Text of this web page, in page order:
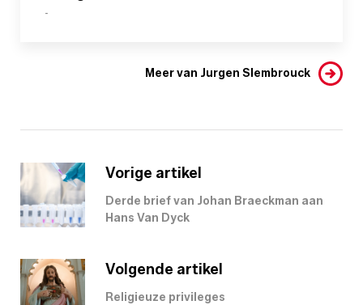
-
Meer van Jurgen Slembrouck
Vorige artikel
Derde brief van Johan Braeckman aan
Hans Van Dyck
Volgende artikel
Religieuze privileges